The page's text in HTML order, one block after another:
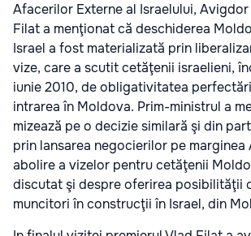
Afacerilor Externe al Israelului, Avigdor
Filat a menţionat că deschiderea
Israel a fost materializată prin
vize, care a scutit cetăţenii israelieni,
iunie 2010, de obligativitatea
intrarea în Moldova. Prim-ministrul a
mizează pe o decizie similară şi din
prin lansarea negocierilor pe marginea
abolire a vizelor pentru cetăţenii
discutat şi despre oferirea posibilităţii
muncitori în construcţii în Israel, din